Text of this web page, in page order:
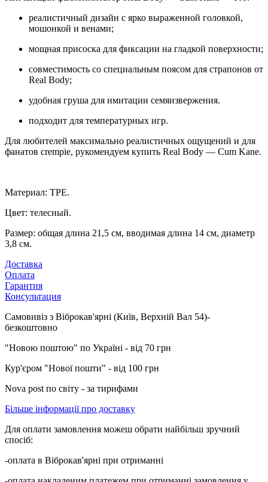
реалистичный дизайн с ярко выраженной головкой,
мошонкой и венами;
мощная присоска для фиксации на гладкой поверхности;
совместимость со специальным поясом для страпонов от
Real Body;
удобная груша для имитации семяизвержения.
подходит для температурных игр.
Для любителей максимально реалистичных ощущений и для
фанатов crempie, рукомендуем купить Real Body — Cum Kane.
Материал: ТРЕ.
Цвет: телесный.
Размер: общая длина 21,5 см, вводимая длина 14 см, диаметр
3,8 см.
Доставка
Оплата
Гарантия
Консультация
Самовивіз з Віброкав'ярні (Київ, Верхній Вал 54)-
безкоштовно
"Новою поштою" по Україні - від 70 грн
Кур'єром "Нової пошти" - від 100 грн
Nova post по світу - за тирифами
Більше інформації про доставку
Для оплати замовлення можеш обрати найбільш зручний
спосіб:
-оплата в Віброкав'ярні при отриманні